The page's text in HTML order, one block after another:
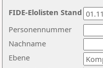
Nachname
Ebene
Personennummer
FIDE-Elolisten Stand